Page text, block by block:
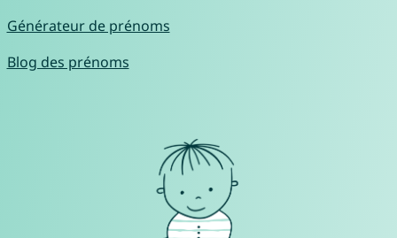
Générateur de prénoms
Blog des prénoms